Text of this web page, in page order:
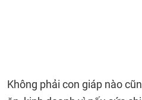
Không phải con giáp nào